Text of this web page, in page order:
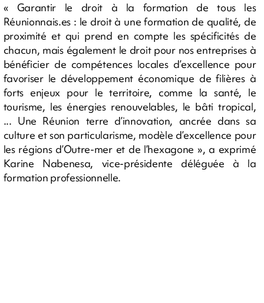
« Garantir le droit à la formation de tous les
Réunionnais.es : le droit à une formation de qualité, de
proximité et qui prend en compte les spécificités de
chacun, mais également le droit pour nos entreprises à
bénéficier de compétences locales d’excellence pour
favoriser le développement économique de filières à
forts enjeux pour le territoire, comme la santé, le
tourisme, les énergies renouvelables, le bâti tropical,
... Une Réunion terre d’innovation, ancrée dans sa
culture et son particularisme, modèle d’excellence pour
les régions d’Outre-mer et de l’hexagone », a exprimé
Karine Nabenesa, vice-présidente déléguée à la
formation professionnelle.